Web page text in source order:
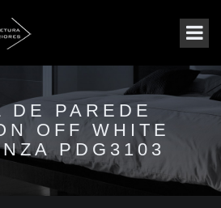
DE PAREDE
OFF WHITE
PDG3103